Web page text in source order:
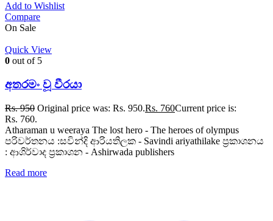
Add to Wishlist
Compare
On Sale
Quick View
0 out of 5
අතරමං වූ වීරයා
Rs.950 Original price was: Rs. 950.Rs. 760Current price is:
Rs. 760.
Atharaman u weeraya The lost hero - The heroes of olympus
පරිවර්තනය :සවින්දි ආරියතිලක - Savindi ariyathilake ප්‍රකාශනය
: ආශිර්වාද ප්‍රකාශන - Ashirwada publishers
Read more